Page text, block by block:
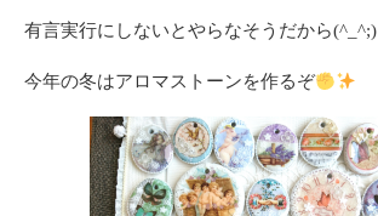
有言実行にしないとやらなそうだから(^_^;)
今年の冬はアロマストーンを作るぞ